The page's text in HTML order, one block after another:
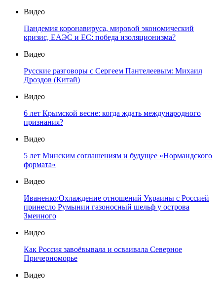
Видео
Пандемия коронавируса, мировой экономический
кризис, ЕАЭС и ЕС: победа изоляционизма?
Видео
Русские разговоры с Сергеем Пантелеевым: Михаил
Дроздов (Китай)
Видео
6 лет Крымской весне: когда ждать международного
признания?
Видео
5 лет Минским соглашениям и будущее «Нормандского
формата»
Видео
Иваненко:Охлаждение отношений Украины с Россией
принесло Румынии газоносный шельф у острова
Змеиного
Видео
Как Россия завоёвывала и осваивала Северное
Причерноморье
Видео